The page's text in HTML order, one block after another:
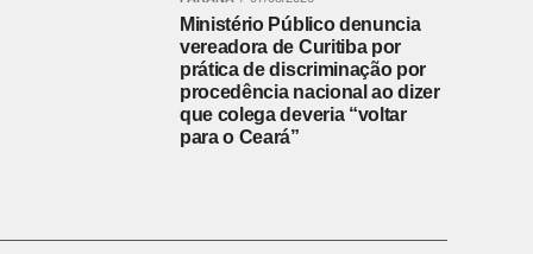
Ministério Público denuncia
vereadora de Curitiba por
prática de discriminação por
procedência nacional ao dizer
que colega deveria “voltar
para o Ceará”